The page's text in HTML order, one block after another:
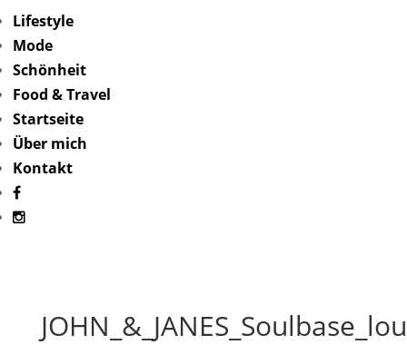
Lifestyle
Mode
Schönheit
Food & Travel
Startseite
Über mich
Kontakt